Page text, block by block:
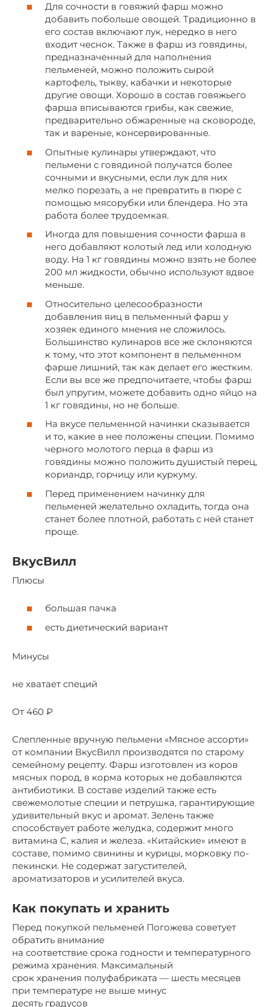
Для сочности в говяжий фарш можно
добавить побольше овощей. Традиционно в
его состав включают лук, нередко в него
входит чеснок. Также в фарш из говядины,
предназначенный для наполнения
пельменей, можно положить сырой
картофель, тыкву, кабачки и некоторые
другие овощи. Хорошо в состав говяжьего
фарша вписываются грибы, как свежие,
предварительно обжаренные на сковороде,
так и вареные, консервированные.
Опытные кулинары утверждают, что
пельмени с говядиной получатся более
сочными и вкусными, если лук для них
мелко порезать, а не превратить в пюре с
помощью мясорубки или блендера. Но эта
работа более трудоемкая.
Иногда для повышения сочности фарша в
него добавляют колотый лед или холодную
воду. На 1 кг говядины можно взять не более
200 мл жидкости, обычно используют вдвое
меньше.
Относительно целесообразности
добавления яиц в пельменный фарш у
хозяек единого мнения не сложилось.
Большинство кулинаров все же склоняются
к тому, что этот компонент в пельменном
фарше лишний, так как делает его жестким.
Если вы все же предпочитаете, чтобы фарш
был упругим, можете добавить одно яйцо на
1 кг говядины, но не больше.
На вкусе пельменной начинки сказывается
и то, какие в нее положены специи. Помимо
черного молотого перца в фарш из
говядины можно положить душистый перец,
кориандр, горчицу или куркуму.
Перед применением начинку для
пельменей желательно охладить, тогда она
станет более плотной, работать с ней станет
проще.
ВкусВилл
Плюсы
большая пачка
есть диетический вариант
Минусы
не хватает специй
От 460 ₽
Слепленные вручную пельмени «Мясное ассорти»
от компании ВкусВилл производятся по старому
семейному рецепту. Фарш изготовлен из коров
мясных пород, в корма которых не добавляются
антибиотики. В составе изделий также есть
свежемолотые специи и петрушка, гарантирующие
удивительный вкус и аромат. Зелень также
способствует работе желудка, содержит много
витамина С, калия и железа. «Китайские» имеют в
составе, помимо свинины и курицы, морковку по-
пекински. Не содержат загустителей,
ароматизаторов и усилителей вкуса.
Как покупать и хранить
Перед покупкой пельменей Погожева советует
обратить внимание
на соответствие срока годности и температурного
режима хранения. Максимальный
срок хранения полуфабриката — шесть месяцев
при температуре не выше минус
десять градусов